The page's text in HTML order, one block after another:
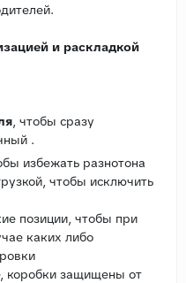
и раскладкой
, чтобы сразу
.
избежать разнотона
чтобы исключить
позиции, чтобы при
каких либо
коробки защищены от